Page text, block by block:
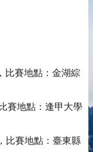
比賽地點：金湖綜
比賽地點：逢甲大學
，比賽地點：臺東縣